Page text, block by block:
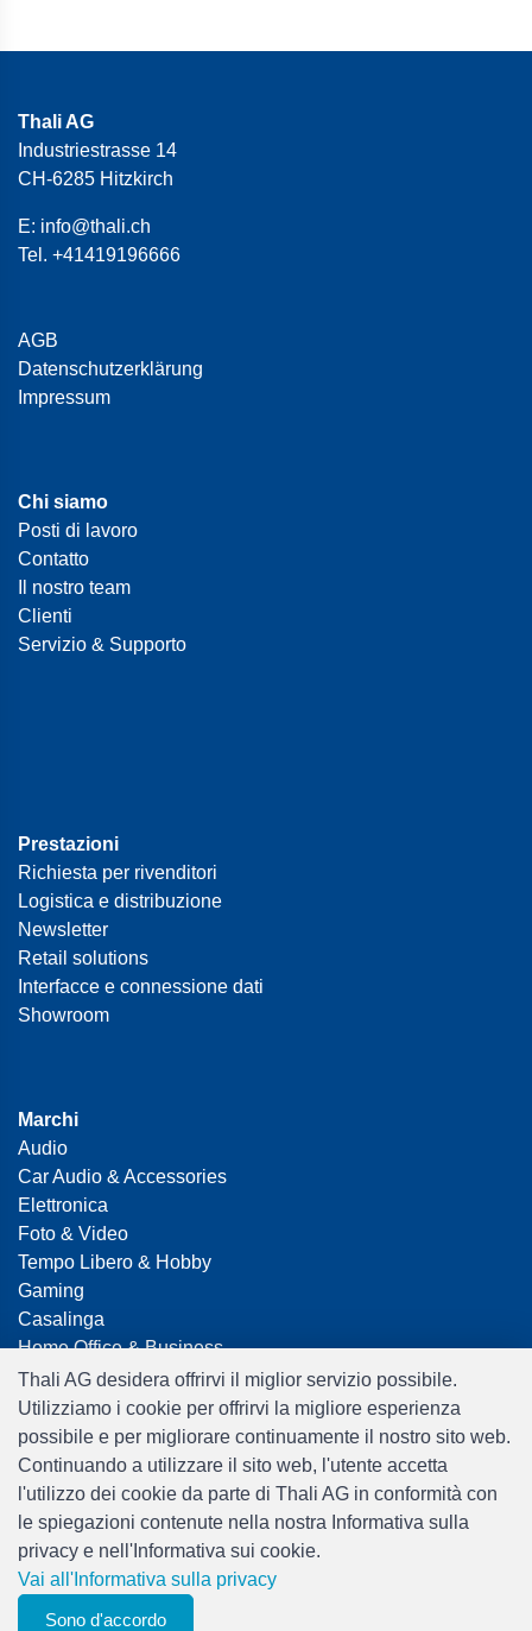
Filtri
Thali AG
Industriestrasse 14
CH-6285 Hitzkirch
E: info@thali.ch
Tel. +41419196666
AGB
Datenschutzerklärung
Impressum
Chi siamo
Posti di lavoro
Contatto
Il nostro team
Clienti
Servizio & Supporto
Prestazioni
Richiesta per rivenditori
Logistica e distribuzione
Newsletter
Retail solutions
Interfacce e connessione dati
Showroom
Marchi
Audio
Car Audio & Accessories
Elettronica
Foto & Video
Tempo Libero & Hobby
Gaming
Casalinga
Home Office & Business
Merchandising
Smart Home
Giocattoli
Travel
Thali AG desidera offrirvi il miglior servizio possibile.
Utilizziamo i cookie per offrirvi la migliore esperienza
possibile e per migliorare continuamente il nostro sito web.
Continuando a utilizzare il sito web, l'utente accetta
l'utilizzo dei cookie da parte di Thali AG in conformità con
le spiegazioni contenute nella nostra Informativa sulla
privacy e nell'Informativa sui cookie.
Vai all'Informativa sulla privacy
Sono d'accordo